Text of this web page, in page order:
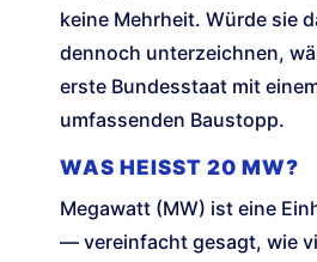
keine Mehrheit. Würde sie
dennoch unterzeichnen,
erste Bundesstaat mit
umfassenden Baustopp.
WAS HEISST 20 MW?
Megawatt (MW) ist eine
— vereinfacht gesagt, wie